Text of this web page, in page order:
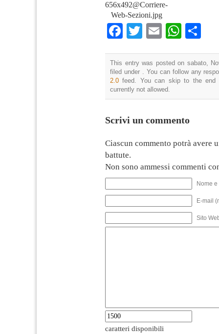
656x492@Corriere-
Web-Sezioni.jpg
Facebook
TwitterEmail
This entry was posted on sabato,
filed under . You can follow any
2.0 feed. You can skip to the end
currently not allowed.
Scrivi un commento
Ciascun commento potrà avere
battute.
Non sono ammessi commenti
Nome
E-mail
Sito
caratteri disponibili